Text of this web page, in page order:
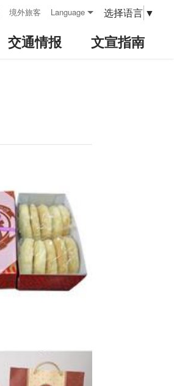
境外旅客 Language 选择语言 ▼
交通情报 文宣指南